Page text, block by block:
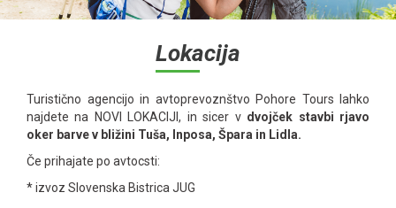
Lokacija
Turistično agencijo in avtoprevoznštvo Pohore Tours lahko
najdete na NOVI LOKACIJI, in sicer v dvojček stavbi rjavo
oker barve v bližini Tuša, Inposa, Špara in Lidla.
Če prihajate po avtocsti:
* izvoz Slovenska Bistrica JUG